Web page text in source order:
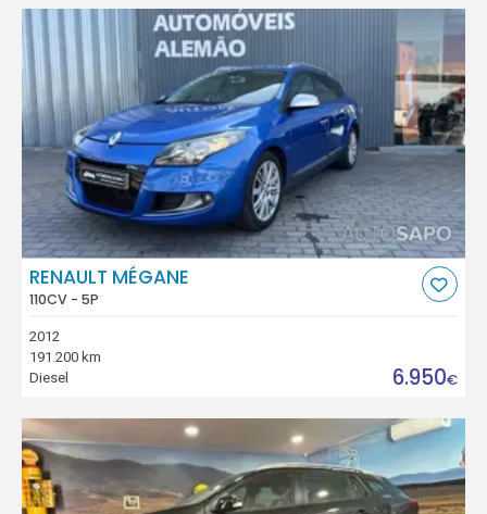
RENAULT MÉGANE
110CV - 5P
2012
191.200 km
Diesel
6.950€